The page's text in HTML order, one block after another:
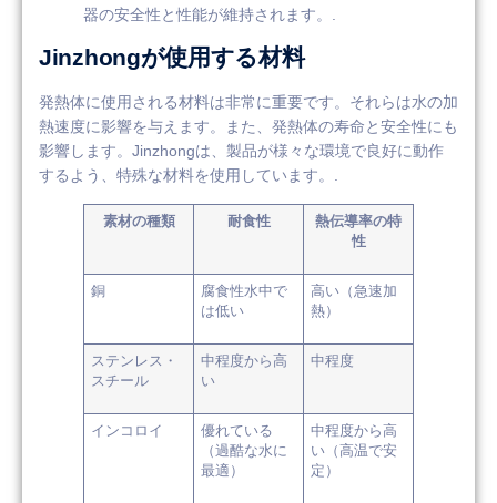
器の安全性と性能が維持されます。.
Jinzhongが使用する材料
発熱体に使用される材料は非常に重要です。それらは水の加
熱速度に影響を与えます。また、発熱体の寿命と安全性にも
影響します。Jinzhongは、製品が様々な環境で良好に動作
するよう、特殊な材料を使用しています。.
素材の種類 耐食性
熱伝導率の特
性
銅
腐食性水中で
は低い
高い（急速加
熱）
ステンレス・
スチール
中程度から高
い
中程度
インコロイ
優れている
（過酷な水に
最適）
中程度から高
い（高温で安
定）